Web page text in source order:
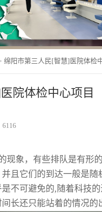
绵阳市第三人民[智慧]医院体检
院体检中心项目
6116
现象，有些排队是有形
且它们的到达一般是
不可避免的,随着科技
长还只能站着的情况的